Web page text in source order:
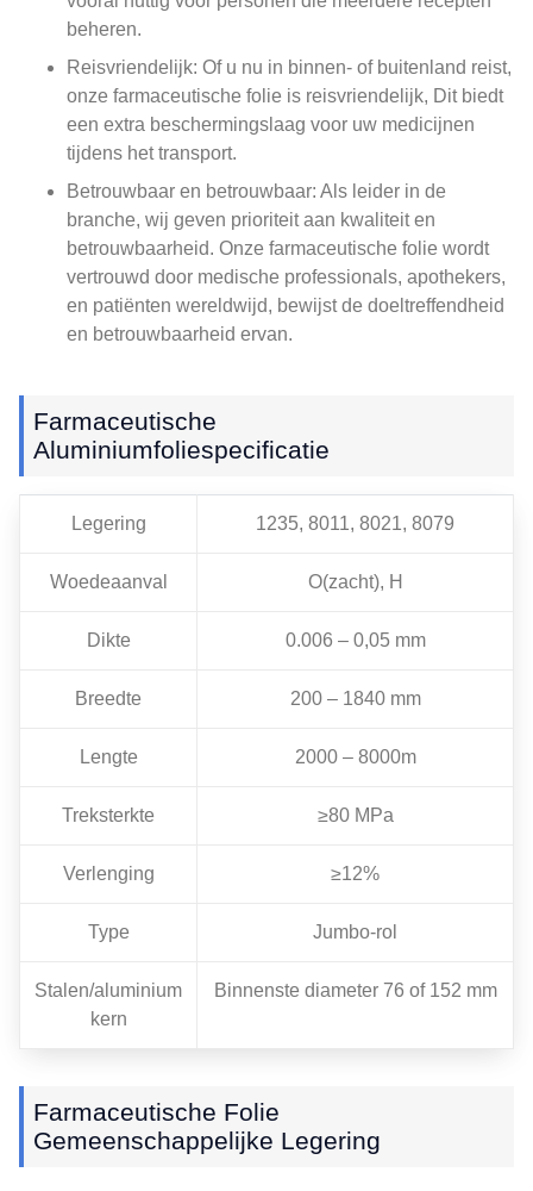
beheren.
Reisvriendelijk: Of u nu in binnen- of buitenland reist,
onze farmaceutische folie is reisvriendelijk, Dit biedt
een extra beschermingslaag voor uw medicijnen
tijdens het transport.
Betrouwbaar en betrouwbaar: Als leider in de
branche, wij geven prioriteit aan kwaliteit en
betrouwbaarheid. Onze farmaceutische folie wordt
vertrouwd door medische professionals, apothekers,
en patiënten wereldwijd, bewijst de doeltreffendheid
en betrouwbaarheid ervan.
Farmaceutische
Aluminiumfoliespecificatie
Legering 1235, 8011, 8021, 8079
Woedeaanval O(zacht), H
Dikte 0.006 – 0,05 mm
Breedte 200 – 1840 mm
Lengte 2000 – 8000m
Treksterkte ≥80 MPa
Verlenging ≥12%
Type Jumbo-rol
Stalen/aluminium
kern
Binnenste diameter 76 of 152 mm
Farmaceutische Folie
Gemeenschappelijke Legering